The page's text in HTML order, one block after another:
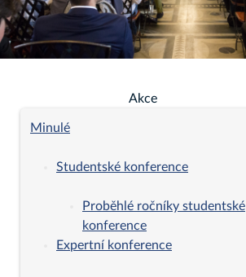
Akce
Minulé
Studentské konference
Proběhlé ročníky studentské
konference
Expertní konference